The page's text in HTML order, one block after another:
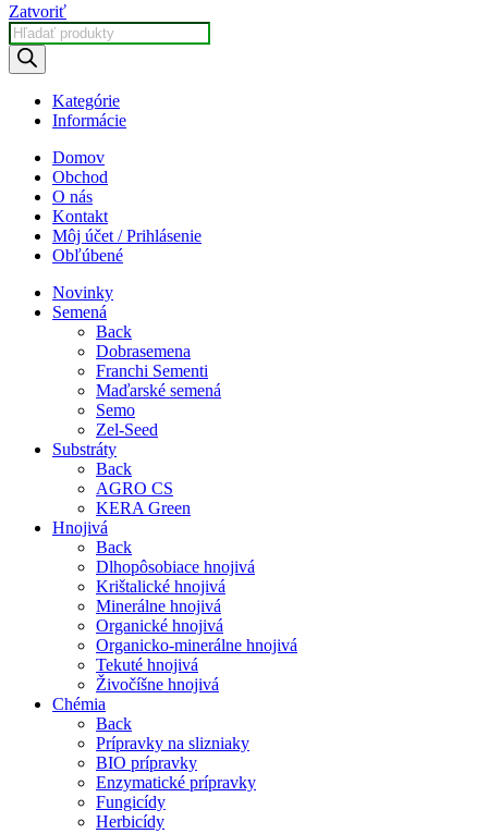
Zatvoriť
Products
search
Kategórie
Informácie
Domov
Obchod
O nás
Kontakt
Môj účet / Prihlásenie
Obľúbené
Novinky
Semená
Back
Dobrasemena
Franchi Sementi
Maďarské semená
Semo
Zel-Seed
Substráty
Back
AGRO CS
KERA Green
Hnojivá
Back
Dlhopôsobiace hnojivá
Krištalické hnojivá
Minerálne hnojivá
Organické hnojivá
Organicko-minerálne hnojivá
Tekuté hnojivá
Živočíšne hnojivá
Chémia
Back
Prípravky na slizniaky
BIO prípravky
Enzymatické prípravky
Fungicídy
Herbicídy